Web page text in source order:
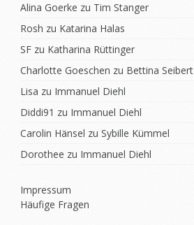
Alina Goerke zu Tim Stanger
Rosh zu Katarina Halas
SF zu Katharina Rüttinger
Charlotte Goeschen zu Bettina Seibert
Lisa zu Immanuel Diehl
Diddi91 zu Immanuel Diehl
Carolin Hänsel zu Sybille Kümmel
Dorothee zu Immanuel Diehl
Impressum
Häufige Fragen